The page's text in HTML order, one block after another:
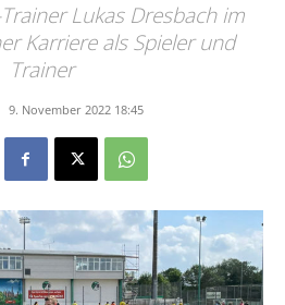
Lukas Dresbach im
Karriere als Spieler und
Trainer
9. November 2022 18:45